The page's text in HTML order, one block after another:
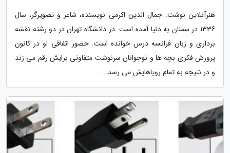
هنرآنلاین نوشت: جمال الدین اکرمی نویسنده، شاعر و تصویرگر، سال
1336 در سمنان به دنیا آمده است. در دانشگاه تهران در دو رشته نقشه
برداری و زبان فرانسه درس خوانده است. حضور اتفاقی او در کانون
پرورش فکری بچه ها و نوجوانان سرنوشت متفاوتی برایش رقم می زند
و در نتیجه به تمام رویاهایش می رسد....